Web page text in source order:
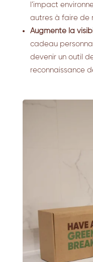
l’impact
autres à faire de
Augmente la
cadeau
devenir un outil
reconnaissance